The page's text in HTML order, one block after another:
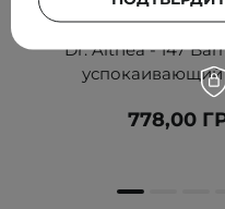
АКЦИЯ БЕСТСЕЛЛЕР
Dr. Althea - 147
успокаивающий
778,00